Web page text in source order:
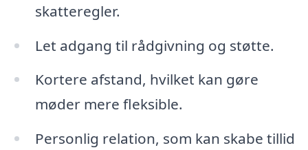
skatteregler.
Let adgang til rådgivning og støtte.
Kortere afstand, hvilket kan gøre
møder mere fleksible.
Personlig relation, som kan skabe tillid